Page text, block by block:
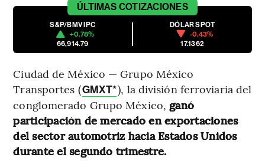
ÚLTIMAS COTIZACIONES
S&P/BMV IPC
+0.78%
66,914.79
DÓLAR SPOT
-0.43%
17.1362
Ciudad de México — Grupo México
Transportes (GMXT*), la división ferroviaria del
conglomerado Grupo México, ganó
participación de mercado en exportaciones
del sector automotriz hacia Estados Unidos
durante el segundo trimestre.